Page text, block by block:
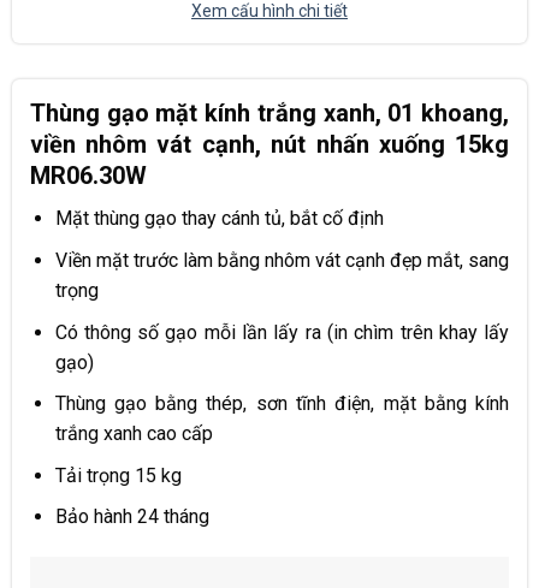
Thùng gạo mặt kính trắng xanh, 01 khoang,
viền nhôm vát cạnh, nút nhấn xuống 15kg
MR06.30W
Mặt thùng gạo thay cánh tủ, bắt cố định
Viền mặt trước làm bằng nhôm vát cạnh đẹp mắt, sang
trọng
Có thông số gạo mỗi lần lấy ra (in chìm trên khay lấy
gạo)
Thùng gạo bằng thép, sơn tĩnh điện, mặt bằng kính
trắng xanh cao cấp
Tải trọng 15 kg
Bảo hành 24 tháng
Xem cấu hình chi tiết